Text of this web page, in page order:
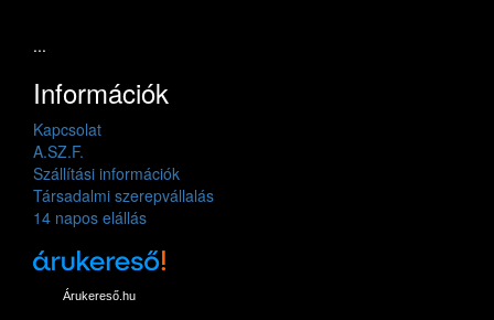
...
Információk
Kapcsolat
A.SZ.F.
Szállítási információk
Társadalmi szerepvállalás
14 napos elállás
Árukereső.hu